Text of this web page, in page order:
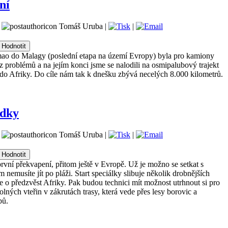
Tomáš Uruba | |
do Malagy (poslední etapa na území Evropy) byla pro kamiony
problémů a na jejím konci jsme se nalodili na osmipalubový trajekt
Afriky. Do cíle nám tak k dnešku zbývá necelých 8.000 kilometrů.
Tomáš Uruba | |
překvapení, přitom ještě v Evropě. Už je možno se setkat s
nemusíte jít po pláži. Start speciálky slibuje několik drobnějších
předzvěst Afriky. Pak budou technici mít možnost utrhnout si pro
vteřin v zákrutách trasy, která vede přes lesy borovic a